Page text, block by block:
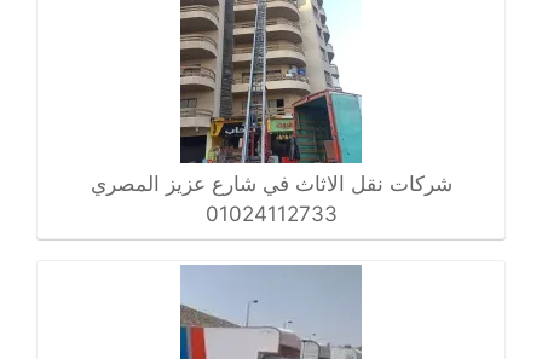
شركات نقل الاثاث في شارع عزيز المصري
01024112733